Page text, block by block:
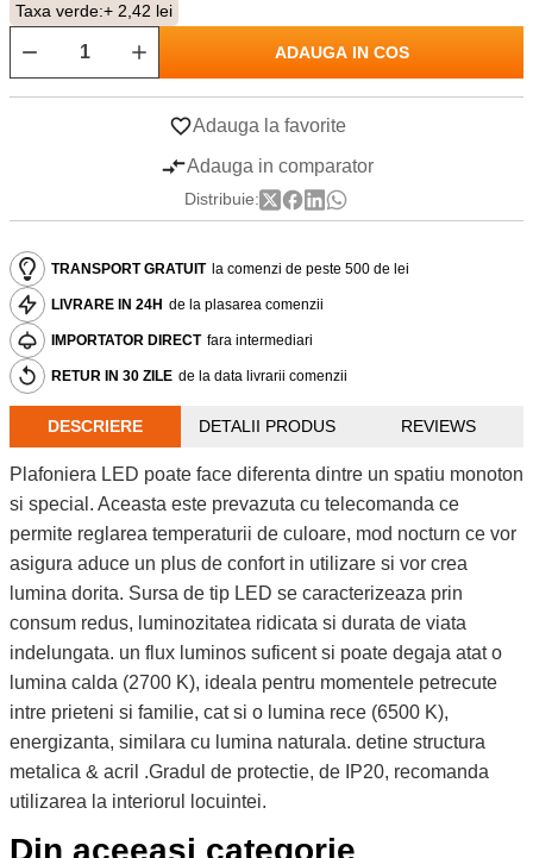
Taxa verde:+ 2,42 lei
ADAUGA IN COS
Adauga la favorite
Adauga in comparator
Distribuie:
TRANSPORT GRATUIT la comenzi de peste 500 de lei
LIVRARE IN 24H de la plasarea comenzii
IMPORTATOR DIRECT fara intermediari
RETUR IN 30 ZILE de la data livrarii comenzii
DESCRIERE DETALII PRODUS REVIEWS
Plafoniera LED poate face diferenta dintre un spatiu monoton
si special. Aceasta este prevazuta cu telecomanda ce
permite reglarea temperaturii de culoare, mod nocturn ce vor
asigura aduce un plus de confort in utilizare si vor crea
lumina dorita. Sursa de tip LED se caracterizeaza prin
consum redus, luminozitatea ridicata si durata de viata
indelungata. un flux luminos suficent si poate degaja atat o
lumina calda (2700 K), ideala pentru momentele petrecute
intre prieteni si familie, cat si o lumina rece (6500 K),
energizanta, similara cu lumina naturala. detine structura
metalica & acril .Gradul de protectie, de IP20, recomanda
utilizarea la interiorul locuintei.
Din aceeasi categorie